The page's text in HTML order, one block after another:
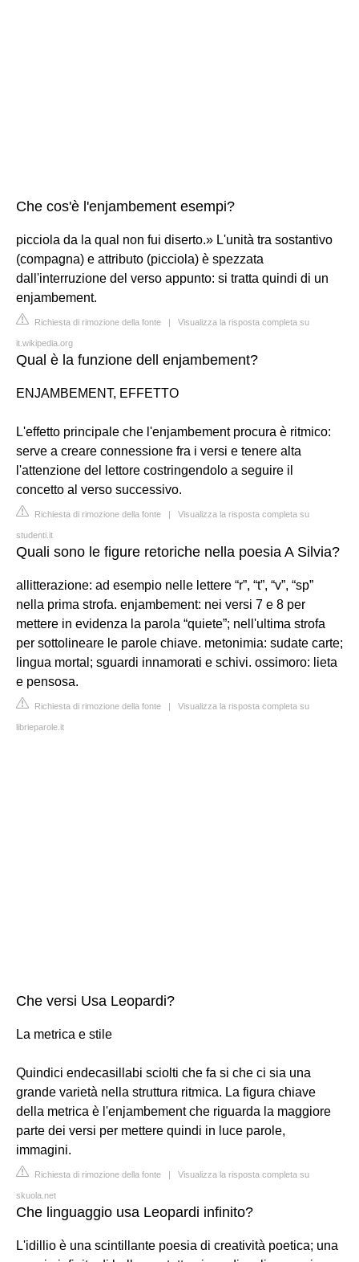
Che cos'è l'enjambement esempi?
picciola da la qual non fui diserto.» L'unità tra sostantivo
(compagna) e attributo (picciola) è spezzata
dall'interruzione del verso appunto: si tratta quindi di un
enjambement.
Richiesta di rimozione della fonte | Visualizza la risposta completa su
it.wikipedia.org
Qual è la funzione dell enjambement?
ENJAMBEMENT, EFFETTO
L'effetto principale che l'enjambement procura è ritmico:
serve a creare connessione fra i versi e tenere alta
l'attenzione del lettore costringendolo a seguire il
concetto al verso successivo.
Richiesta di rimozione della fonte | Visualizza la risposta completa su
studenti.it
Quali sono le figure retoriche nella poesia A Silvia?
allitterazione: ad esempio nelle lettere “r”, “t”, “v”, “sp”
nella prima strofa. enjambement: nei versi 7 e 8 per
mettere in evidenza la parola “quiete”; nell'ultima strofa
per sottolineare le parole chiave. metonimia: sudate carte;
lingua mortal; sguardi innamorati e schivi. ossimoro: lieta
e pensosa.
Richiesta di rimozione della fonte | Visualizza la risposta completa su
librieparole.it
Che versi Usa Leopardi?
La metrica e stile
Quindici endecasillabi sciolti che fa si che ci sia una
grande varietà nella struttura ritmica. La figura chiave
della metrica è l'enjambement che riguarda la maggiore
parte dei versi per mettere quindi in luce parole,
immagini.
Richiesta di rimozione della fonte | Visualizza la risposta completa su
skuola.net
Che linguaggio usa Leopardi infinito?
L'idillio è una scintillante poesia di creatività poetica; una